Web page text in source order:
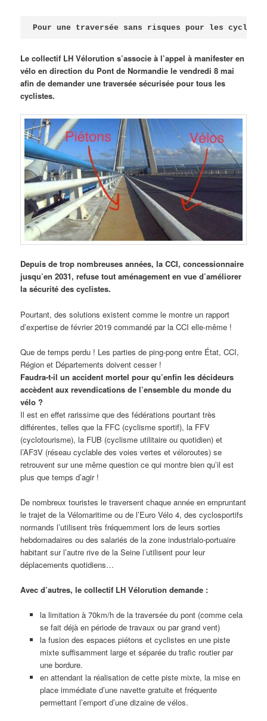
Pour une traversée sans risques pour les
Le collectif LH Vélorution s’associe à l’appel à manifester en
vélo en direction du Pont de Normandie le vendredi 8 mai
afin de demander une traversée sécurisée pour tous les
cyclistes.
Depuis de trop nombreuses années, la CCI, concessionnaire
jusqu’en 2031, refuse tout aménagement en vue d’améliorer
la sécurité des cyclistes.
Pourtant, des solutions existent comme le montre un rapport
d’expertise de février 2019 commandé par la CCI elle-même !
Que de temps perdu ! Les parties de ping-pong entre État, CCI,
Région et Départements doivent cesser !
Faudra-t-il un accident mortel pour qu’enfin les décideurs
accèdent aux revendications de l’ensemble du monde du
vélo ?
Il est en effet rarissime que des fédérations pourtant très
différentes, telles que la FFC (cyclisme sportif), la FFV
(cyclotourisme), la FUB (cyclisme utilitaire ou quotidien) et
l’AF3V (réseau cyclable des voies vertes et véloroutes) se
retrouvent sur une même question ce qui montre bien qu’il est
plus que temps d’agir !
De nombreux touristes le traversent chaque année en empruntant
le trajet de la Vélomaritime ou de l’Euro Vélo 4, des cyclosportifs
normands l’utilisent très fréquemment lors de leurs sorties
hebdomadaires ou des salariés de la zone industrialo-portuaire
habitant sur l’autre rive de la Seine l’utilisent pour leur
déplacements quotidiens…
Avec d’autres, le collectif LH Vélorution demande :
la limitation à 70km/h de la traversée du pont (comme cela
se fait déjà en période de travaux ou par grand vent)
la fusion des espaces piétons et cyclistes en une piste
mixte suffisamment large et séparée du trafic routier par
une bordure.
en attendant la réalisation de cette piste mixte, la mise en
place immédiate d’une navette gratuite et fréquente
permettant l’emport d’une dizaine de vélos.